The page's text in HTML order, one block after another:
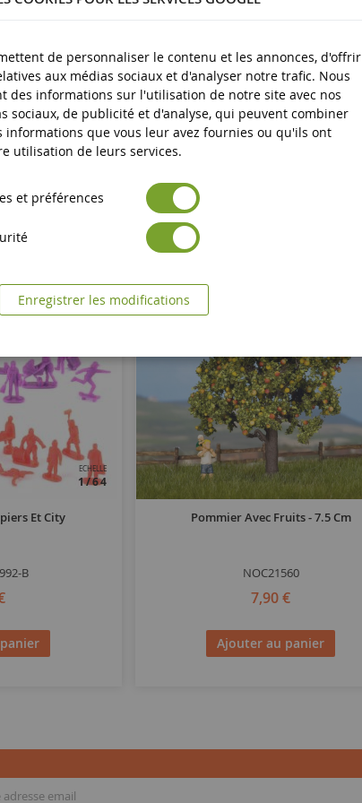
ECHELLE
1/64
Et City
B
Pommier Avec Fruits - 7.5 Cm
NOC21560
7,90 €
Ajouter au panier
de personnaliser le contenu et les annonces, d'offrir
aux médias sociaux et d'analyser notre trafic. Nous
des informations sur l'utilisation de notre site avec nos
sociaux, de publicité et d'analyse, qui peuvent combiner
informations que vous leur avez fournies ou qu'ils ont
utilisation de leurs services.
et préférences
Enregistrer les modifications